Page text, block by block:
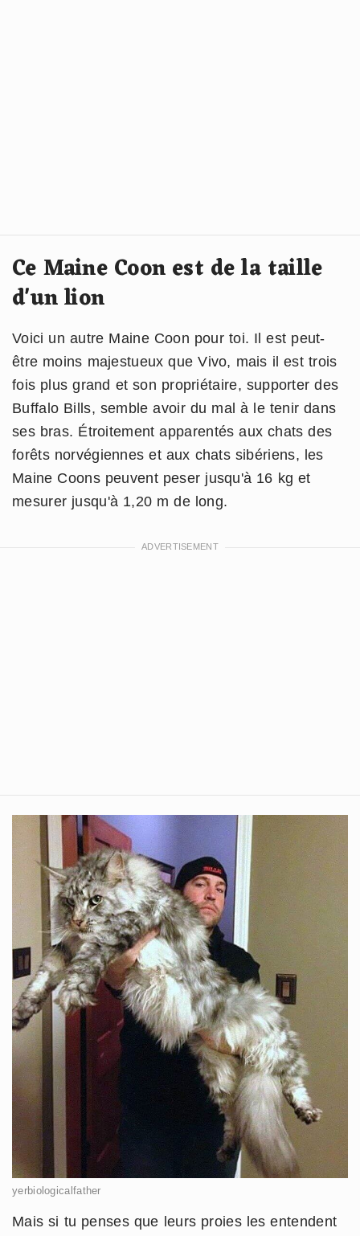
Ce Maine Coon est de la taille
d'un lion
Voici un autre Maine Coon pour toi. Il est peut-
être moins majestueux que Vivo, mais il est trois
fois plus grand et son propriétaire, supporter des
Buffalo Bills, semble avoir du mal à le tenir dans
ses bras. Étroitement apparentés aux chats des
forêts norvégiennes et aux chats sibériens, les
Maine Coons peuvent peser jusqu'à 16 kg et
mesurer jusqu'à 1,20 m de long.
yerbiologicalfather
Mais si tu penses que leurs proies les entendent